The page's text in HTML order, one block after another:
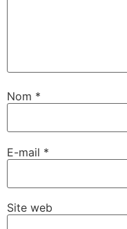
Nom *
E-mail *
Site web